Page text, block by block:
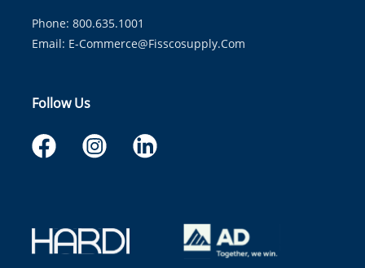
Phone: 800.635.1001
Email: E-Commerce@fisscosupply.com
Follow Us